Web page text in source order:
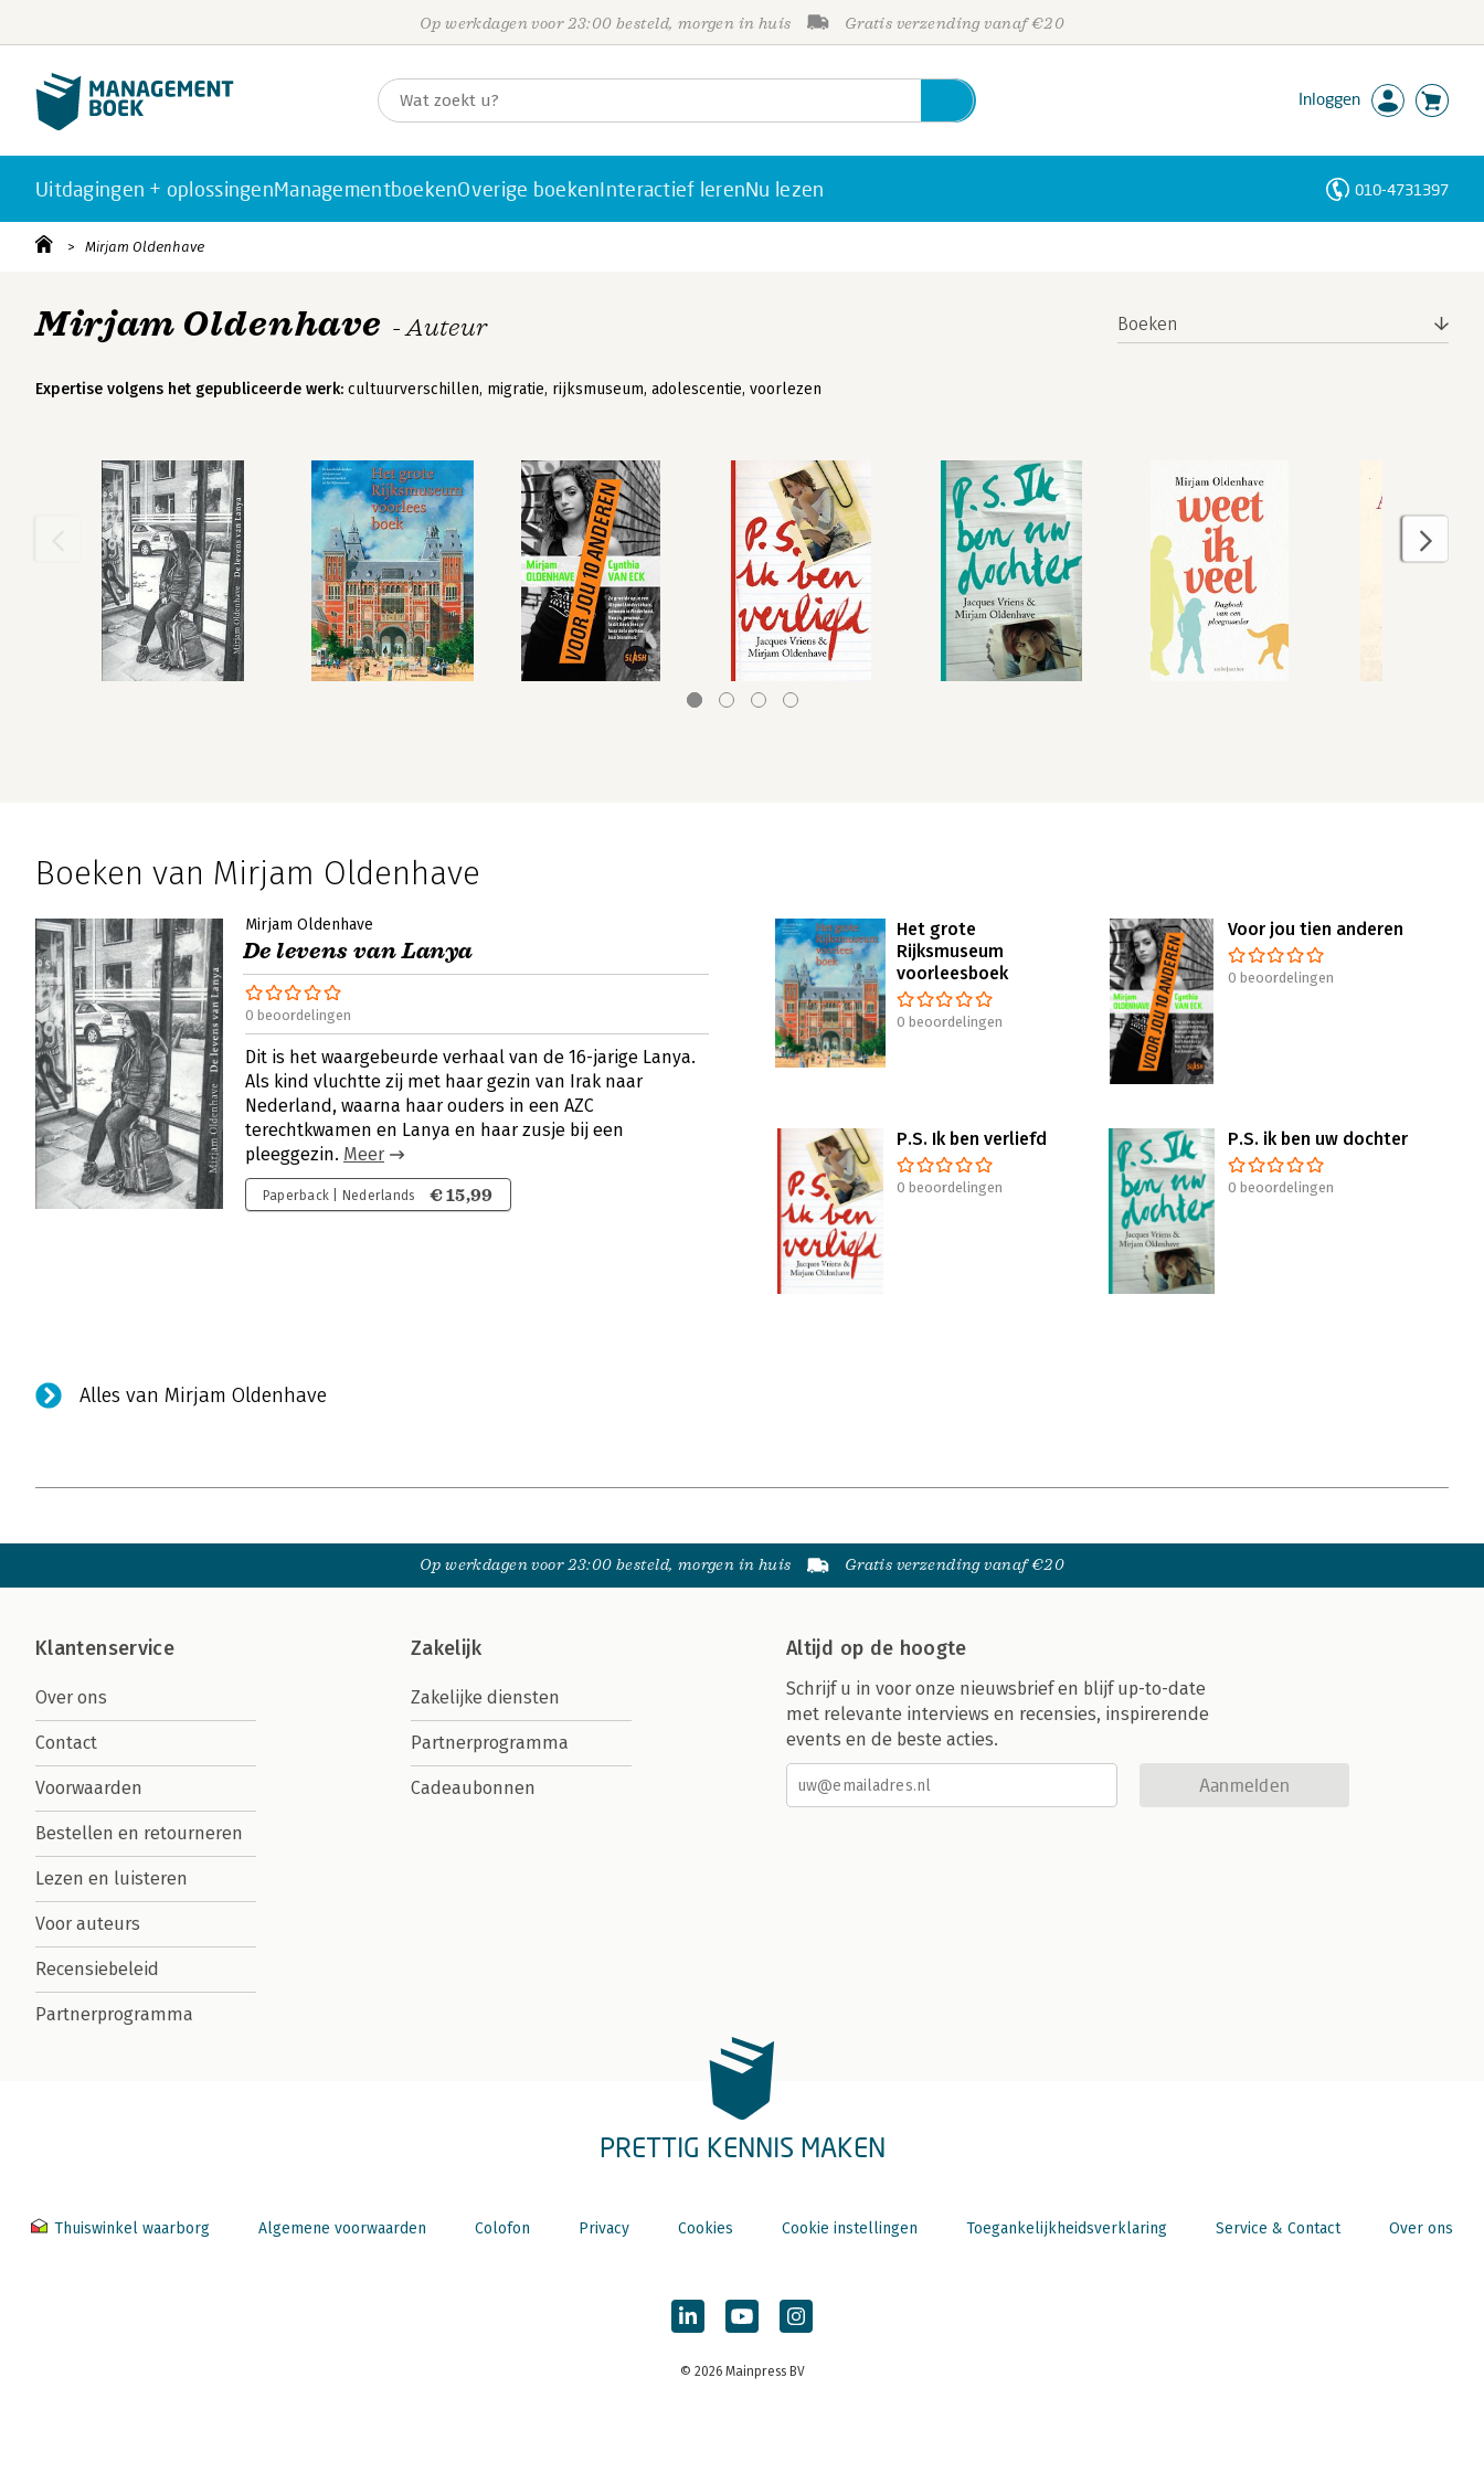
Op werkdagen voor 23:00 besteld, morgen in huis Gratis verzending vanaf €20
Inloggen
Uitdagingen + oplossingenManagementboekenOverige boekenInteractief lerenNu lezen 010-4731397
Mirjam Oldenhave
Mirjam Oldenhave - Auteur
Expertise volgens het gepubliceerde werk: cultuurverschillen, migratie, rijksmuseum, adolescentie, voorlezen
Boeken
Boeken van Mirjam Oldenhave
Mirjam Oldenhave
De levens van Lanya
0 beoordelingen
Dit is het waargebeurde verhaal van de 16-jarige Lanya.
Als kind vluchtte zij met haar gezin van Irak naar
Nederland, waarna haar ouders in een AZC
terechtkwamen en Lanya en haar zusje bij een
pleeggezin. Meer
Paperback | Nederlands € 15,99
Het grote
Rijksmuseum
voorleesboek
0 beoordelingen
Voor jou tien anderen
0 beoordelingen
P.S. Ik ben verliefd
0 beoordelingen
P.S. ik ben uw dochter
0 beoordelingen
Alles van Mirjam Oldenhave
Op werkdagen voor 23:00 besteld, morgen in huis Gratis verzending vanaf €20
Klantenservice
Over ons
Contact
Voorwaarden
Bestellen en retourneren
Lezen en luisteren
Voor auteurs
Recensiebeleid
Partnerprogramma
Zakelijk
Zakelijke diensten
Partnerprogramma
Cadeaubonnen
Altijd op de hoogte
Schrijf u in voor onze nieuwsbrief en blijf up-to-date
met relevante interviews en recensies, inspirerende
events en de beste acties.
Aanmelden
PRETTIG KENNIS MAKEN
Thuiswinkel waarborg Algemene voorwaarden Colofon Privacy Cookies Cookie instellingen Toegankelijkheidsverklaring Service & Contact Over ons
© 2026 Mainpress BV
Personen